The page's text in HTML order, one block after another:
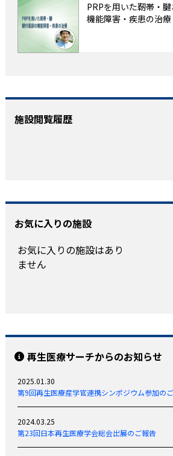
PRPを用いた靭帯・
機能障害・疾患の治療
施設閲覧履歴
お気に入りの施設
お気に入りの施設はあり
ません
再生医療サーチからのお知らせ
2025.01.30
第9回再生医療産学官連携シンポジウム参加の
2024.03.25
第23回日本再生医療学会総会出展のご報告